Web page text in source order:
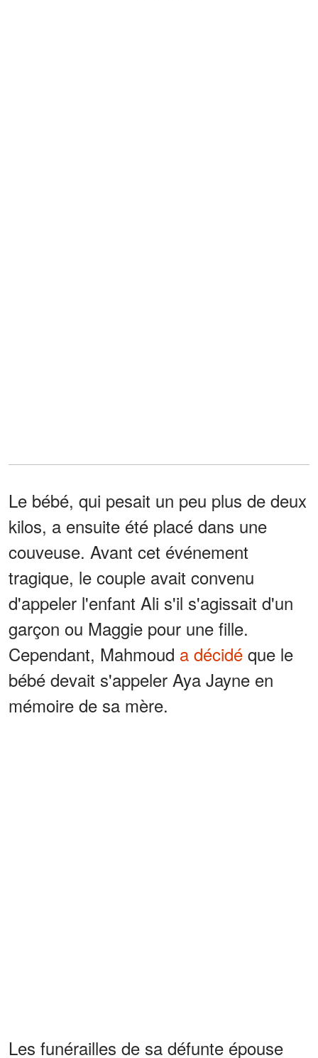
Le bébé, qui pesait un peu plus de deux
kilos, a ensuite été placé dans une
couveuse. Avant cet événement
tragique, le couple avait convenu
d'appeler l'enfant Ali s'il s'agissait d'un
garçon ou Maggie pour une fille.
Cependant, Mahmoud a décidé que le
bébé devait s'appeler Aya Jayne en
mémoire de sa mère.
Les funérailles de sa défunte épouse